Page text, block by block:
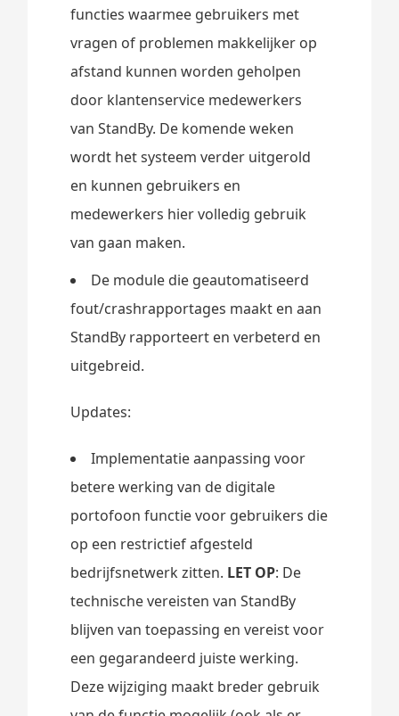
functies waarmee gebruikers met
vragen of problemen makkelijker op
afstand kunnen worden geholpen
door klantenservice medewerkers
van StandBy. De komende weken
wordt het systeem verder uitgerold
en kunnen gebruikers en
medewerkers hier volledig gebruik
van gaan maken.
De module die geautomatiseerd
fout/crashrapportages maakt en aan
StandBy rapporteert en verbeterd en
uitgebreid.
Updates:
Implementatie aanpassing voor
betere werking van de digitale
portofoon functie voor gebruikers die
op een restrictief afgesteld
bedrijfsnetwerk zitten. LET OP: De
technische vereisten van StandBy
blijven van toepassing en vereist voor
een gegarandeerd juiste werking.
Deze wijziging maakt breder gebruik